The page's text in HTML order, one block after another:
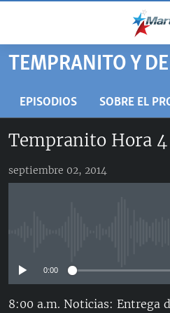
accesibilidad
contenido
la
búsqueda
TITULARES
CUBA
DERECHOS HUMANOS
#11JCUBA, 5 AÑOS DESPUÉS
ESTADOS UNIDOS
AMÉRICA 250
AMÉRICA LATINA
INMIGRACIÓN
OPINIÓN GRÁFICA
AUDIOVISUALES MARTÍ
TEMPRANITO Y
EPISODIOS SOBRE EL
Tempranito Hora 4
septiembre 02, 2014
0:00
8:00 a.m. Noticias: Entrega